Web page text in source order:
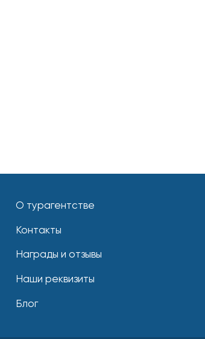
О турагентстве
Контакты
Награды и отзывы
Наши реквизиты
Блог